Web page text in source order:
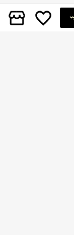
ndal casuales con
no de strass y cordón